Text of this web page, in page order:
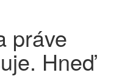
práve
Hneď